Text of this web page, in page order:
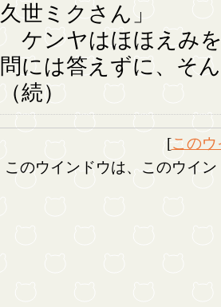
久世ミクさん」
ケンヤはほほえみ
問には答えずに、そ
（続）
[このウ
このウインドウは、このウイ